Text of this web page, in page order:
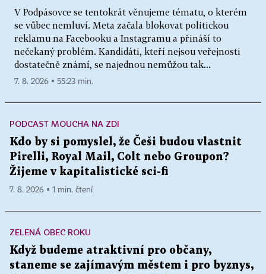
V Podpásovce se tentokrát věnujeme tématu, o kterém
se vůbec nemluví. Meta začala blokovat politickou
reklamu na Facebooku a Instagramu a přináší to
nečekaný problém. Kandidáti, kteří nejsou veřejnosti
dostatečně známí, se najednou nemůžou tak...
7. 8. 2026 ▪ 55:23 min.
PODCAST MOUCHA NA ZDI
Kdo by si pomyslel, že Češi budou vlastnit
Pirelli, Royal Mail, Colt nebo Groupon?
Žijeme v kapitalistické sci-fi
7. 8. 2026 ▪ 1 min. čtení
ZELENÁ OBEC ROKU
Když budeme atraktivní pro občany,
staneme se zajímavým městem i pro byznys,